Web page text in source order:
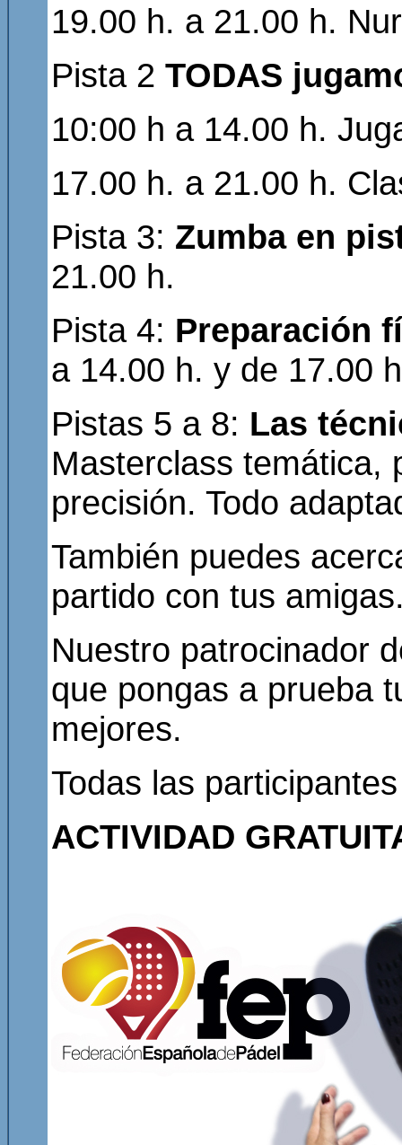
19.00 h. a 21.00 h.
Pista 2 TODAS
10:00 h a 14.00 h.
17.00 h. a 21.00 h.
Pista 3: Zumba en
21.00 h.
Pista 4: Preparación
a 14.00 h. y de 17.00
Pistas 5 a 8: Las
Masterclass temática,
precisión. Todo
También puedes
partido con tus
Nuestro patrocinador
que pongas a prueba
mejores.
Todas las
ACTIVIDAD